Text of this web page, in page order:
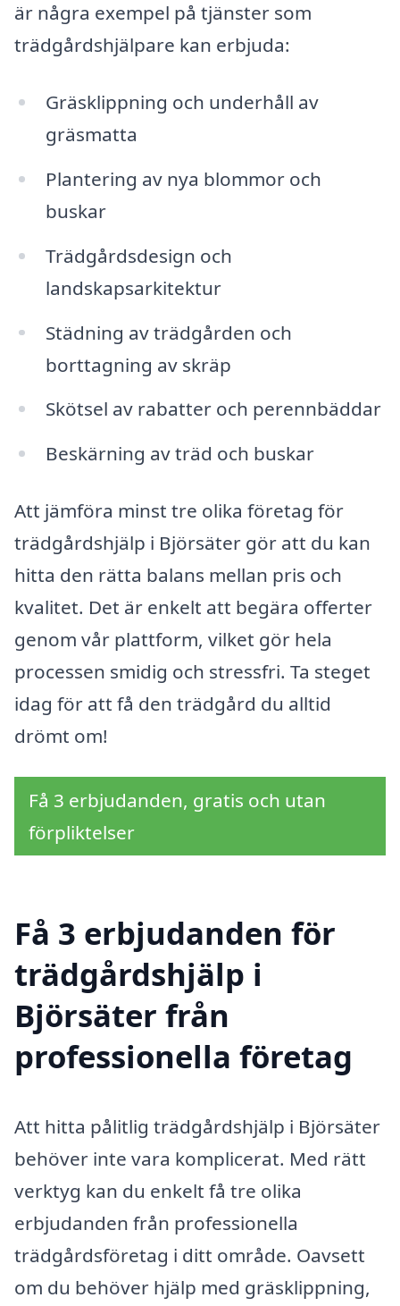
är några exempel på tjänster som
trädgårdshjälpare kan erbjuda:
Gräsklippning och underhåll av
gräsmatta
Plantering av nya blommor och
buskar
Trädgårdsdesign och
landskapsarkitektur
Städning av trädgården och
borttagning av skräp
Skötsel av rabatter och perennbäddar
Beskärning av träd och buskar
Att jämföra minst tre olika företag för
trädgårdshjälp i Björsäter gör att du kan
hitta den rätta balans mellan pris och
kvalitet. Det är enkelt att begära offerter
genom vår plattform, vilket gör hela
processen smidig och stressfri. Ta steget
idag för att få den trädgård du alltid
drömt om!
Få 3 erbjudanden, gratis och utan
förpliktelser
Få 3 erbjudanden för
trädgårdshjälp i
Björsäter från
professionella företag
Att hitta pålitlig trädgårdshjälp i Björsäter
behöver inte vara komplicerat. Med rätt
verktyg kan du enkelt få tre olika
erbjudanden från professionella
trädgårdsföretag i ditt område. Oavsett
om du behöver hjälp med gräsklippning,